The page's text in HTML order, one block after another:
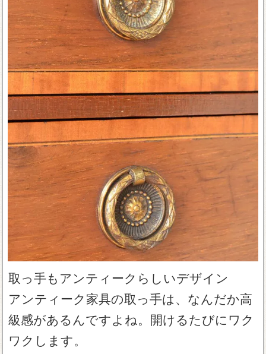
取っ手もアンティークらしいデザイン
アンティーク家具の取っ手は、なんだか高
級感があるんですよね。開けるたびにワク
ワクします。